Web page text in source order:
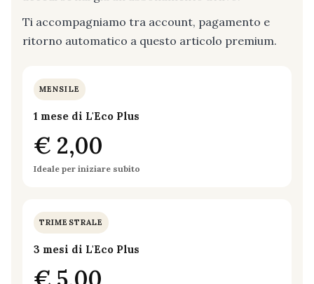
Ti accompagniamo tra account, pagamento e
ritorno automatico a questo articolo premium.
MENSILE
1 mese di L'Eco Plus
€ 2,00
Ideale per iniziare subito
TRIMESTRALE
3 mesi di L'Eco Plus